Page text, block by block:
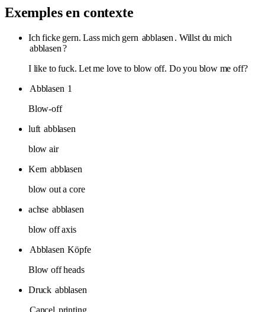
Exemples en contexte
Ich ficke gern. Lass mich gern abblasen . Willst du mich
abblasen?
I like to fuck. Let me love to blow off. Do you blow me off?
Abblasen 1
Blow-off
luft abblasen
blow air
Kern abblasen
blow out a core
achse abblasen
blow off axis
Abblasen Köpfe
Blow off heads
Druck abblasen
Cancel printing